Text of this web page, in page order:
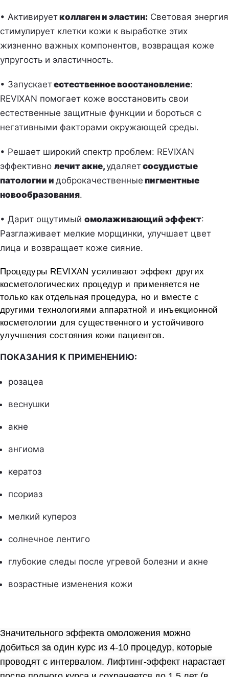
• Активируетколлаген и эластин: Световая энергия
стимулирует клетки кожи к выработке этих
жизненно важных компонентов, возвращая коже
упругость и эластичность.
• Запускаетестественное восстановление:
REVIXAN помогает коже восстановить свои
естественные защитные функции и бороться с
негативными факторами окружающей среды.
• Решает широкий спектр проблем: REVIXAN
эффективно лечит акне,удаляетсосудистые
патологии и доброкачественные пигментные
новообразования.
• Дарит ощутимый омолаживающий эффект:
Разглаживает мелкие морщинки, улучшает цвет
лица и возвращает коже сияние.
Процедуры REVIXAN усиливают эффект других
косметологических процедур и применяется не
только как отдельная процедура, но и вместе с
другими технологиями аппаратной и инъекционной
косметологии для существенного и устойчивого
улучшения состояния кожи пациентов.
ПОКАЗАНИЯ К ПРИМЕНЕНИЮ:
розацеа
веснушки
акне
ангиома
кератоз
псориаз
мелкий купероз
солнечное лентиго
глубокие следы после угревой болезни и акне
возрастные изменения кожи
Значительного эффекта омоложения можно
добиться за один курс из 4-10 процедур, которые
проводят с интервалом. Лифтинг-эффект нарастает